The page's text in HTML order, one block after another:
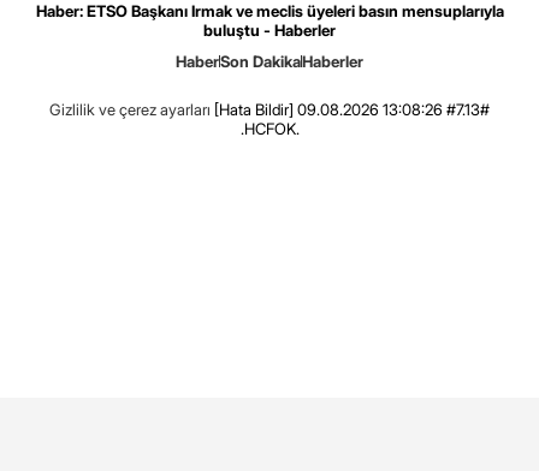
Haber: ETSO Başkanı Irmak ve meclis üyeleri basın mensuplarıyla
buluştu - Haberler
HaberSon DakikaHaberler
Gizlilik ve çerez ayarları [Hata Bildir] 09.08.2026 13:08:26 #7.13#
.HCFOK.